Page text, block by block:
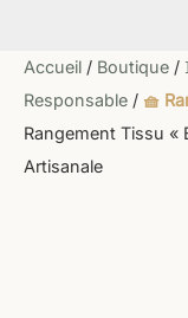
Accueil / Boutique /
Responsable / 🧺
Rangement Tissu «
Artisanale